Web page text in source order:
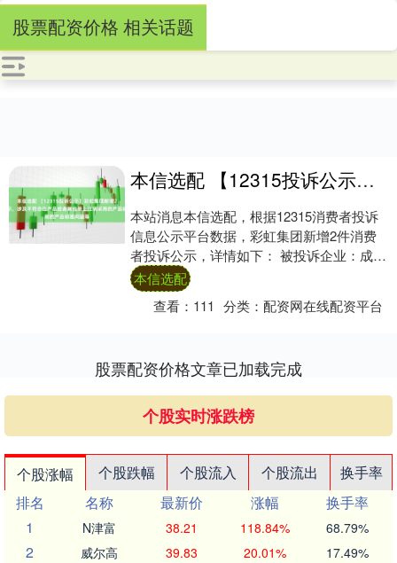
股票配资价格 相关话题
本信选配 【12315投诉公示】彩虹集团新增2件投诉公示，涉及不符合在产品或者其包装上注明采用的产品标准问题等
本站消息本信选配，根据12315消费者投诉
信息公示平台数据，彩虹集团新增2件消费
者投诉公示，详情如下： 被投诉企业：成都
彩虹电器（集团）股份有限公司投诉基本信
息....
本信选配
查看： 111 分类：配资网在线配资平台
股票配资价格文章已加载完成
个股实时涨跌榜
个股涨幅 个股跌幅 个股流入 个股流出
换手率
排名
名称 最新价 涨幅
换手率
1
N津富 38.21 118.84% 68.79%
2 威尔高 39.83 20.01% 17.49%